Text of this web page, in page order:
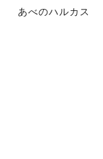
あべのハルカス